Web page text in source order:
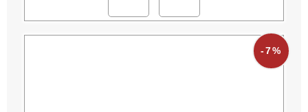
-7%